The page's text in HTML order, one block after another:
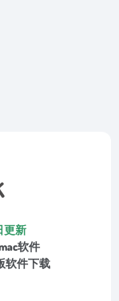
更新
软件
软件下载